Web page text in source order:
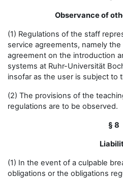
Observance of
(1) Regulations of the staff
service agreements, namely
agreement on the introduction
systems at Ruhr-Universität
insofar as the user is subject to
(2) The provisions of the
regulations are to be observed.
§ 8
(1) In the event of a culpable
obligations or the obligations